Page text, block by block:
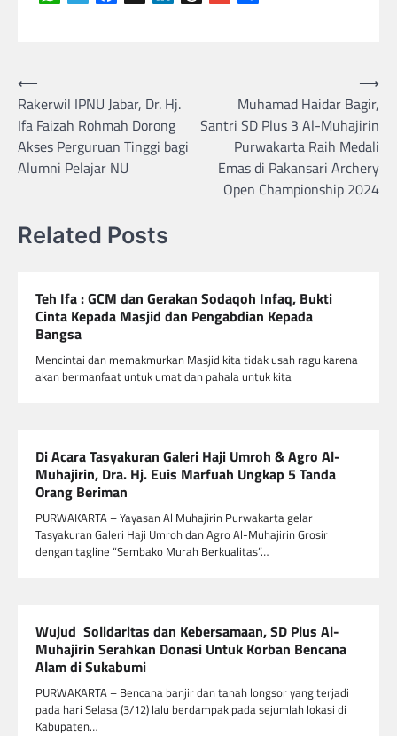
Navigasi
pos
⟵
Rakerwil IPNU Jabar, Dr. Hj.
Ifa Faizah Rohmah Dorong
Akses Perguruan Tinggi bagi
Alumni Pelajar NU
Muhamad Haidar Bagir,
Santri SD Plus 3 Al-Muhajirin
Purwakarta Raih Medali
Emas di Pakansari Archery
Open Championship 2024
⟶
Related Posts
Teh Ifa : GCM dan Gerakan Sodaqoh Infaq, Bukti
Cinta Kepada Masjid dan Pengabdian Kepada
Bangsa
Mencintai dan memakmurkan Masjid kita tidak usah ragu karena
akan bermanfaat untuk umat dan pahala untuk kita
Di Acara Tasyakuran Galeri Haji Umroh & Agro Al-
Muhajirin, Dra. Hj. Euis Marfuah Ungkap 5 Tanda
Orang Beriman
PURWAKARTA – Yayasan Al Muhajirin Purwakarta gelar
Tasyakuran Galeri Haji Umroh dan Agro Al-Muhajirin Grosir
dengan tagline “Sembako Murah Berkualitas”…
Wujud Solidaritas dan Kebersamaan, SD Plus Al-
Muhajirin Serahkan Donasi Untuk Korban Bencana
Alam di Sukabumi
PURWAKARTA – Bencana banjir dan tanah longsor yang terjadi
pada hari Selasa (3/12) lalu berdampak pada sejumlah lokasi di
Kabupaten…